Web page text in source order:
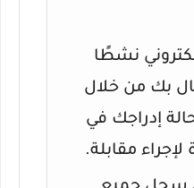
نشطًا
بك من خلال
إدراجك في
مقابلة.